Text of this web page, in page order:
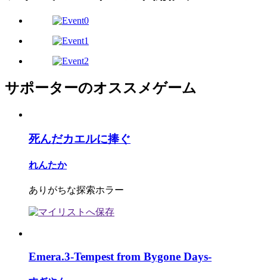
サポーターのオススメゲーム
死んだカエルに捧ぐ
れんたか
ありがちな探索ホラー
Emera.3-Tempest from Bygone Days-